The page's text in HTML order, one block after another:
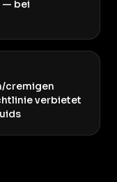
— bei
cremigen
verbietet